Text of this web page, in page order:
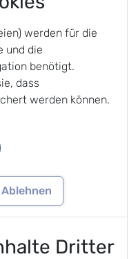
werden für die
und die
benötigt.
dass
werden können.
Ablehnen
Dritter